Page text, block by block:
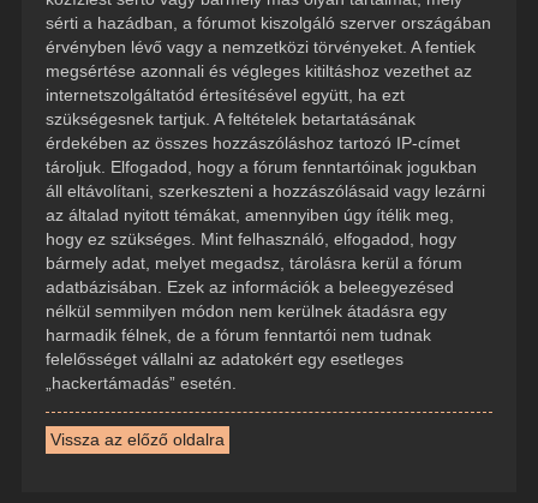
sérti a hazádban, a fórumot kiszolgáló szerver országában
érvényben lévő vagy a nemzetközi törvényeket. A fentiek
megsértése azonnali és végleges kitiltáshoz vezethet az
internetszolgáltatód értesítésével együtt, ha ezt
szükségesnek tartjuk. A feltételek betartatásának
érdekében az összes hozzászóláshoz tartozó IP-címet
tároljuk. Elfogadod, hogy a fórum fenntartóinak jogukban
áll eltávolítani, szerkeszteni a hozzászólásaid vagy lezárni
az általad nyitott témákat, amennyiben úgy ítélik meg,
hogy ez szükséges. Mint felhasználó, elfogadod, hogy
bármely adat, melyet megadsz, tárolásra kerül a fórum
adatbázisában. Ezek az információk a beleegyezésed
nélkül semmilyen módon nem kerülnek átadásra egy
harmadik félnek, de a fórum fenntartói nem tudnak
felelősséget vállalni az adatokért egy esetleges
„hackertámadás” esetén.
Vissza az előző oldalra